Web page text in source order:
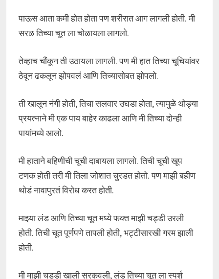
पाऊस आता कमी होत होता पण शरीरात आग लागली होती. मी
सरळ तिच्या चूत ला चोळायला लागलो.
तेव्हाच चौंकून ती उठायला लागली. पण मी हात तिच्या चूचियांवर
ठेवून ढकलून झोपवलं आणि तिच्यासोबत झोपलो.
ती खालून नंगी होती, तिचा सलवार उघडा होता, त्यामुळे थोड्या
प्रयत्नाने मी एक पाय बाहेर काढला आणि मी तिच्या दोन्ही
पायांमध्ये आलो.
मी हाताने बहिणीची चूची दाबायला लागलो. तिची चूची खूप
टणक होती तरी मी तिला जोशात चुरडत होतो. पण माझी बहीण
थोडं नावापुरतं विरोध करत होती.
माझ्या लंड आणि तिच्या चूत मध्ये फक्त माझी चड्डी उरली
होती. तिची चूत पूर्णपणे तापली होती, भट्टीसारखी गरम झाली
होती.
मी माझी चड्डी खाली सरकवली, लंड तिच्या चूत ला स्पर्श